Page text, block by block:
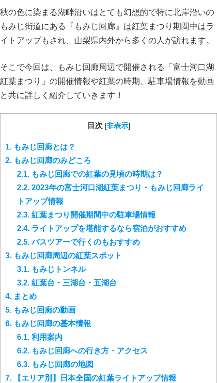
秋の色に染まる湖畔沿いはとても幻想的で特に北岸沿いの
もみじ街道にある『もみじ回廊』は紅葉まつり期間中はラ
イトアップもされ、山梨県内外から多くの人が訪れます。
そこで今回は、もみじ回廊周辺で開催される「富士河口湖
紅葉まつり」の開催情報や紅葉の時期、駐車場情報を動画
と共に詳しく紹介していきます！
目次 [非表示]
1. もみじ回廊とは？
2. もみじ回廊のみどころ
2.1. もみじ回廊での紅葉の見頃の時期は？
2.2. 2023年の富士河口湖紅葉まつり・もみじ回廊ライ
トアップ情報
2.3. 紅葉まつり開催期間中の駐車場情報
2.4. ライトアップを堪能するなら宿泊がおすすめ
2.5.バスツアーで行くのもおすすめ
3. もみじ回廊周辺の紅葉スポット
3.1. もみじトンネル
3.2. 紅葉台・三湖台・五湖台
4. まとめ
5. もみじ回廊の動画
6. もみじ回廊の基本情報
6.1. 利用案内
6.2. もみじ回廊への行き方・アクセス
6.3. もみじ回廊の地図
7. 【エリア別】日本全国の紅葉ライトアップ情報